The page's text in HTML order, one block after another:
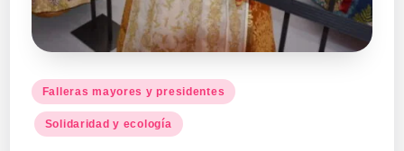
Publicado
en
Falleras mayores y presidentes
Solidaridad y ecología